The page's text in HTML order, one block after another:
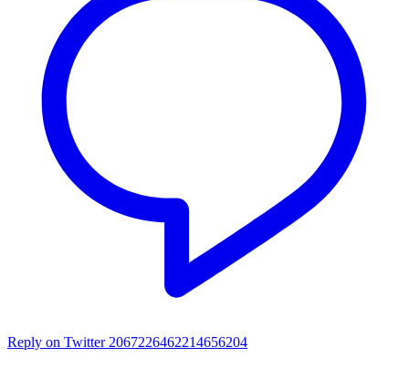
Reply on Twitter 2067226462214656204